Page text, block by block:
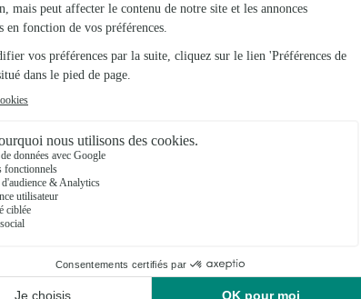
Fleuristes
Fleuristes
Fleuristes
Fleuristes
Fleuristes
Fleuristes